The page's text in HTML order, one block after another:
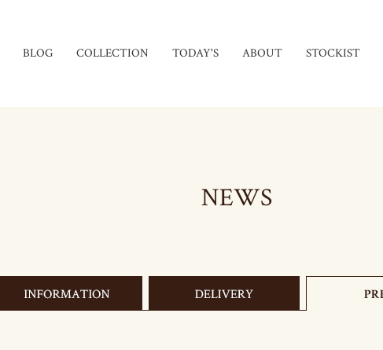
BLOG COLLECTION TODAY'S ABOUT STOCKIST
NEWS